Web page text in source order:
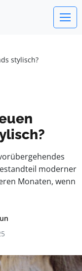
stylisch?
moderner
Monaten, wenn